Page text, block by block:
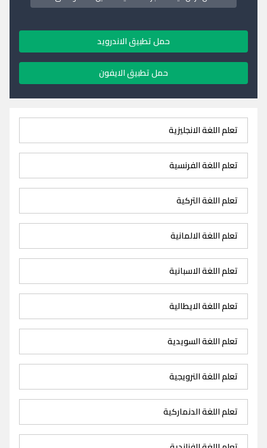
حمل تطبيق الاندرويد
حمل تطبيق الايفون
تعلم اللغة الانجليزية
تعلم اللغة الفرنسية
تعلم اللغة التركية
تعلم اللغة الالمانية
تعلم اللغة الاسبانية
تعلم اللغة الايطالية
تعلم اللغة السويدية
تعلم اللغة النرويجية
تعلم اللغة الدنماركية